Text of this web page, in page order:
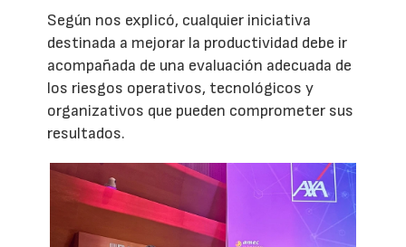
Según nos explicó, cualquier iniciativa
destinada a mejorar la productividad debe ir
acompañada de una evaluación adecuada de
los riesgos operativos, tecnológicos y
organizativos que pueden comprometer sus
resultados.